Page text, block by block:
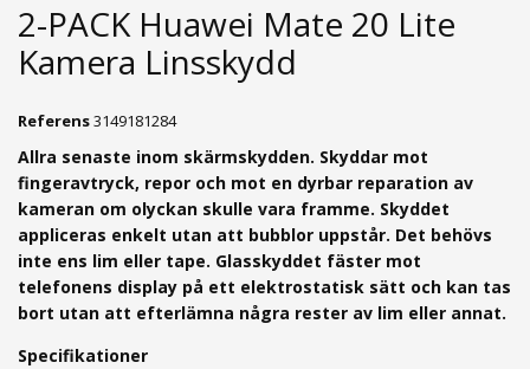
2-PACK Huawei Mate 20 Lite
Kamera Linsskydd
Referens3149181284
Allra senaste inom skärmskydden. Skyddar mot
fingeravtryck, repor och mot en dyrbar reparation av
kameran om olyckan skulle vara framme. Skyddet
appliceras enkelt utan att bubblor uppstår. Det behövs
inte ens lim eller tape. Glasskyddet fäster mot
telefonens display på ett elektrostatisk sätt och kan tas
bort utan att efterlämna några rester av lim eller annat.
Specifikationer